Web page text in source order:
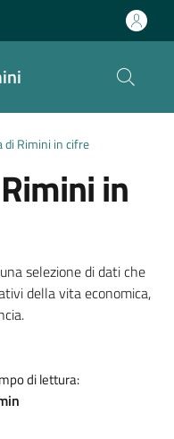
di Rimini in cifre
in
selezione di dati che
della vita economica,
di lettura: